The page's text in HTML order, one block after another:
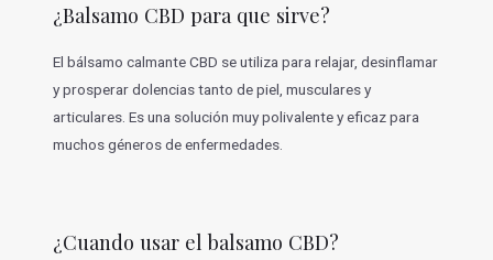
i
o
e
s
¿Balsamo CBD para que sirve?
El bálsamo calmante CBD se utiliza para relajar, desinflamar
y prosperar dolencias tanto de piel, musculares y
articulares. Es una solución muy polivalente y eficaz para
muchos géneros de enfermedades.
¿Cuando usar el balsamo CBD?